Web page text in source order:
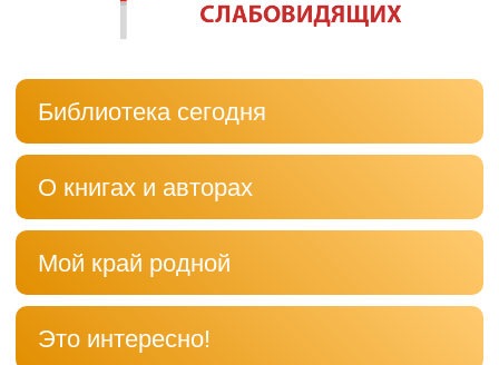
Библиотека сегодня
О книгах и авторах
Мой край родной
Это интересно!